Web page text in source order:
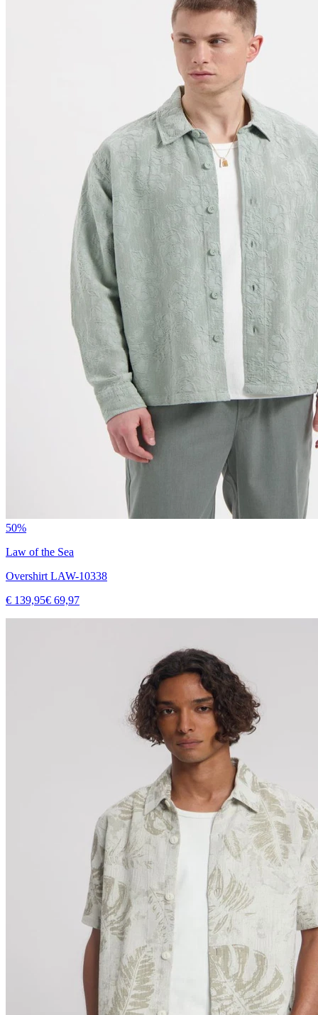
50%
Law of the Sea
Overshirt LAW-10338
€ 139,95€ 69,97